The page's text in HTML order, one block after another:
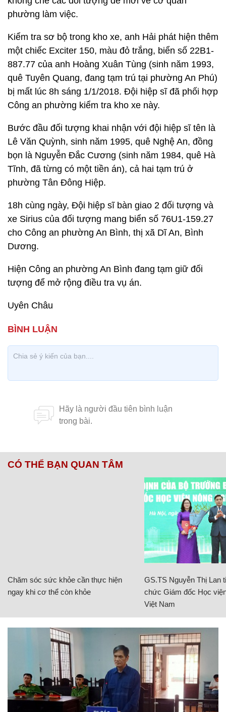
phường làm việc.
Kiểm tra sơ bộ trong kho xe, anh Hải phát hiện thêm
một chiếc Exciter 150, màu đỏ trắng, biển số 22B1-
887.77 của anh Hoàng Xuân Tùng (sinh năm 1993,
quê Tuyên Quang, đang tạm trú tại phường An Phú)
bị mất lúc 8h sáng 1/1/2018. Đội hiệp sĩ đã phối hợp
Công an phường kiểm tra kho xe này.
Bước đầu đối tượng khai nhận với đội hiệp sĩ tên là
Lê Văn Quỳnh, sinh năm 1995, quê Nghệ An, đồng
bọn là Nguyễn Đắc Cương (sinh năm 1984, quê Hà
Tĩnh, đã từng có một tiền án), cả hai tạm trú ở
phường Tân Đông Hiệp.
18h cùng ngày, Đội hiệp sĩ bàn giao 2 đối tượng và
xe Sirius của đối tượng mang biển số 76U1-159.27
cho Công an phường An Bình, thị xã Dĩ An, Bình
Dương.
Hiện Công an phường An Bình đang tạm giữ đối
tượng để mở rộng điều tra vụ án.
Uyên Châu
CÓ THỂ BẠN QUAN TÂM
Chăm sóc sức khỏe cần thực hiện
ngay khi cơ thể còn khỏe
GS.TS Nguyễn Thị Lan
chức Giám đốc Học
Việt Nam